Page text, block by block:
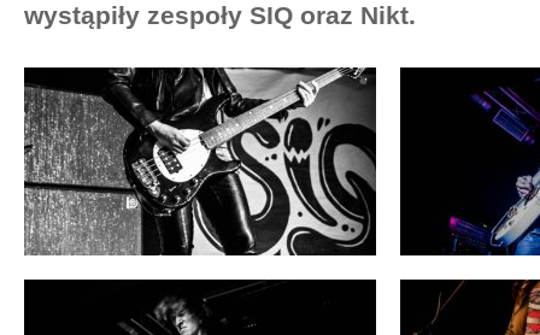
wystąpiły zespoły SIQ oraz Nikt.